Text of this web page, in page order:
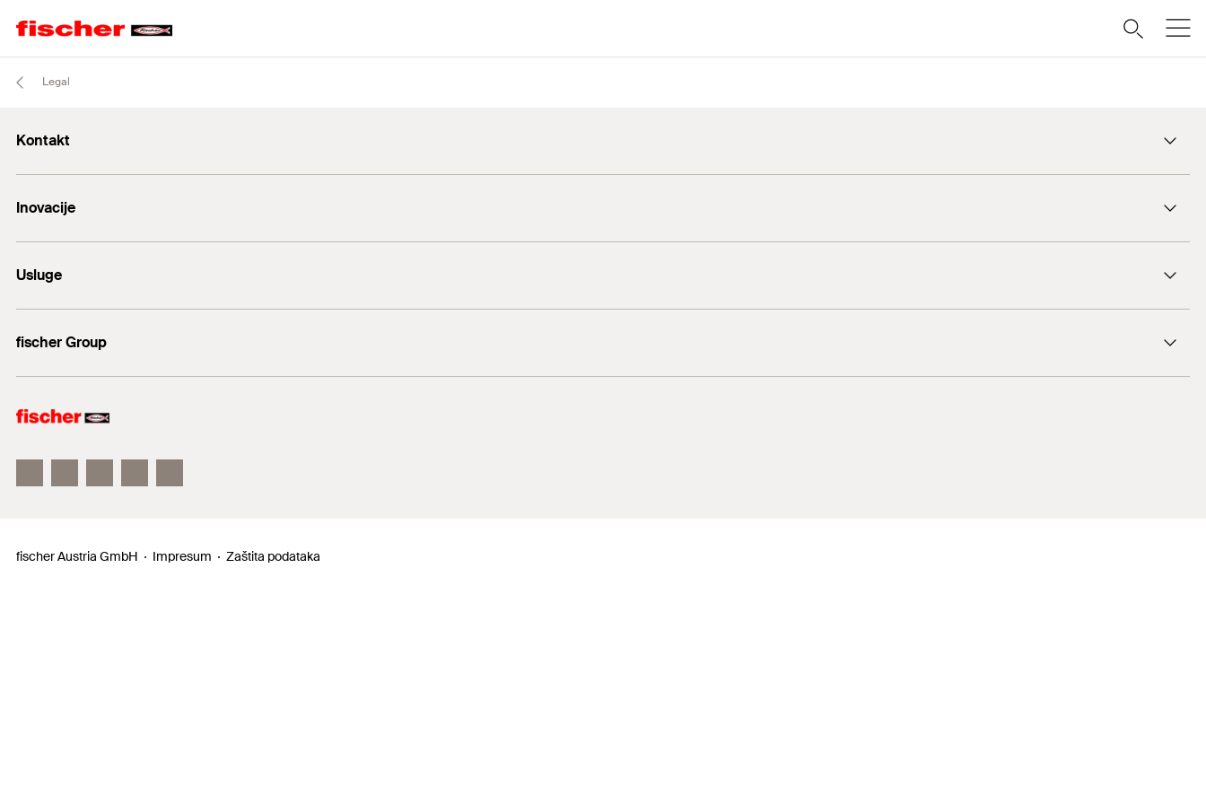
Legal
Kontakt
E-Mail
Inovacije
Sidreni vijak FAZ II
Usluge
fischer Group
fischertechnik
fischer Austria GmbH Impresum Zaštita podataka